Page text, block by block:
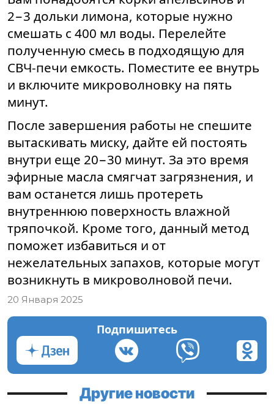
2−3 дольки лимона, которые нужно
смешать с 400 мл воды. Перелейте
полученную смесь в подходящую для
СВЧ-печи емкость. Поместите ее внутрь
и включите микроволновку на пять
минут.
После завершения работы не спешите
вытаскивать миску, дайте ей постоять
внутри еще 20−30 минут. За это время
эфирные масла смягчат загрязнения, и
вам останется лишь протереть
внутреннюю поверхность влажной
тряпочкой. Кроме того, данный метод
поможет избавиться и от
нежелательных запахов, которые могут
возникнуть в микроволновой печи.
20 Января 2025
Подпишитесь
Другие новости